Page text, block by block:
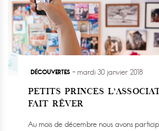
DÉCOUVERTES mardi 30 janvier 2018
PETITS PRINCES
FAIT RÊVER
Au mois de décembre nous avons